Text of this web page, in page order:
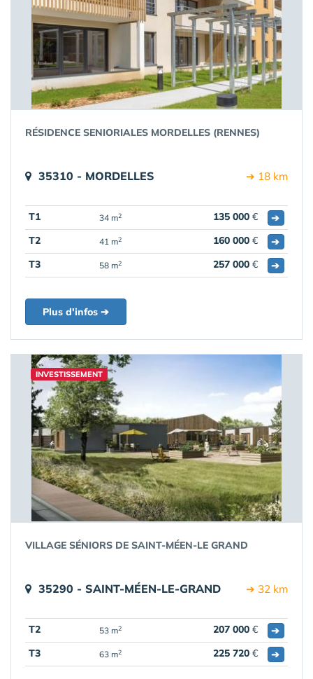
RÉSIDENCE SENIORIALES MORDELLES (RENNES)
35310 - MORDELLES ➔ 18 km
T1 34 m2 135 000 €
➔
T2
41 m2 160 000 €
➔
T3
58 m2 257 000 € ➔
Plus d'infos ➔
INVESTISSEMENT
VILLAGE SÉNIORS DE SAINT-MÉEN-LE GRAND
35290 - SAINT-MÉEN-LE-GRAND ➔ 32 km
T2 53 m2 207 000 €
➔
T3
63 m2 225 720 € ➔